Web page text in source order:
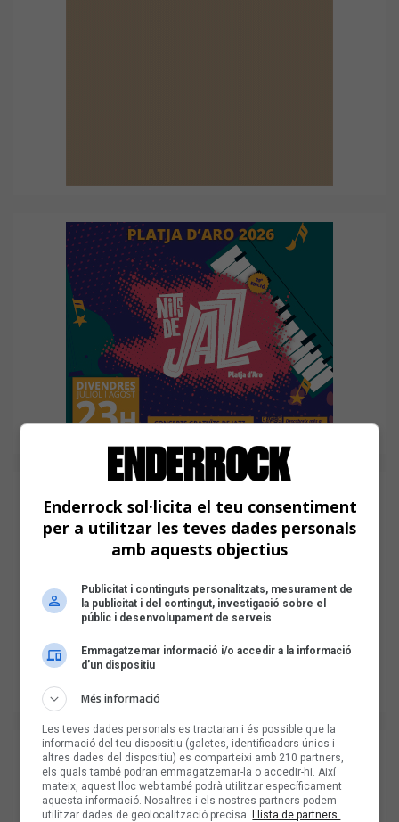
Enderrock sol·licita el teu consentiment
per a utilitzar les teves dades personals
amb aquests objectius
Publicitat i continguts personalitzats, mesurament de
la publicitat i del contingut, investigació sobre el
públic i desenvolupament de serveis
Emmagatzemar informació i/o accedir a la informació
d’un dispositiu
Més informació
Les teves dades personals es tractaran i és possible que la
informació del teu dispositiu (galetes, identificadors únics i
altres dades del dispositiu) es comparteixi amb 210 partners,
els quals també podran emmagatzemar-la o accedir-hi. Així
mateix, aquest lloc web també podrà utilitzar específicament
aquesta informació. Nosaltres i els nostres partners podem
utilitzar dades de geolocalització precisa.Llista de partners.